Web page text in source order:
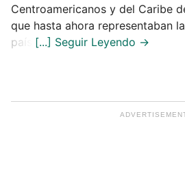
Centroamericanos y del Caribe
que hasta ahora representaban
país.